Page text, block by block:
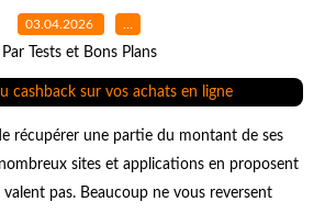
03.04.2026 …
Par Tests et Bons Plans
récupérer une partie du montant de ses
sites et applications en proposent
pas. Beaucoup ne vous reversent